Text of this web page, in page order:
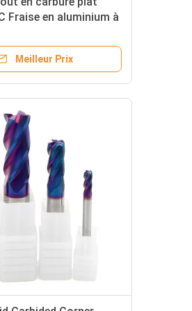
Fraise en aluminium à
Meilleur Prix